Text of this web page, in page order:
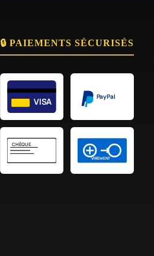
🔒 PAIEMENTS SÉCURISÉS
VISA PayPal
CHÈQUE
VIREMENT